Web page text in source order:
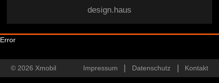
design.haus
Error
© 2026 Xmobil Impressum Datenschutz Kontakt